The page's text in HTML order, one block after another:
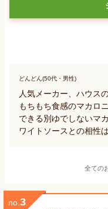
どんどん(50代・男性)
人気メーカー、ハウス
もちもち食感のマカロ
できる別ゆでしないマ
ワイトソースとの相性
全ての
no. 3